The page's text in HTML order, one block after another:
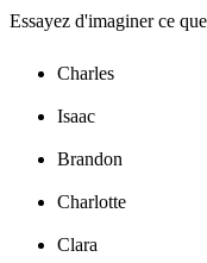
Essayez d'imaginer ce
Charles
Isaac
Brandon
Charlotte
Clara